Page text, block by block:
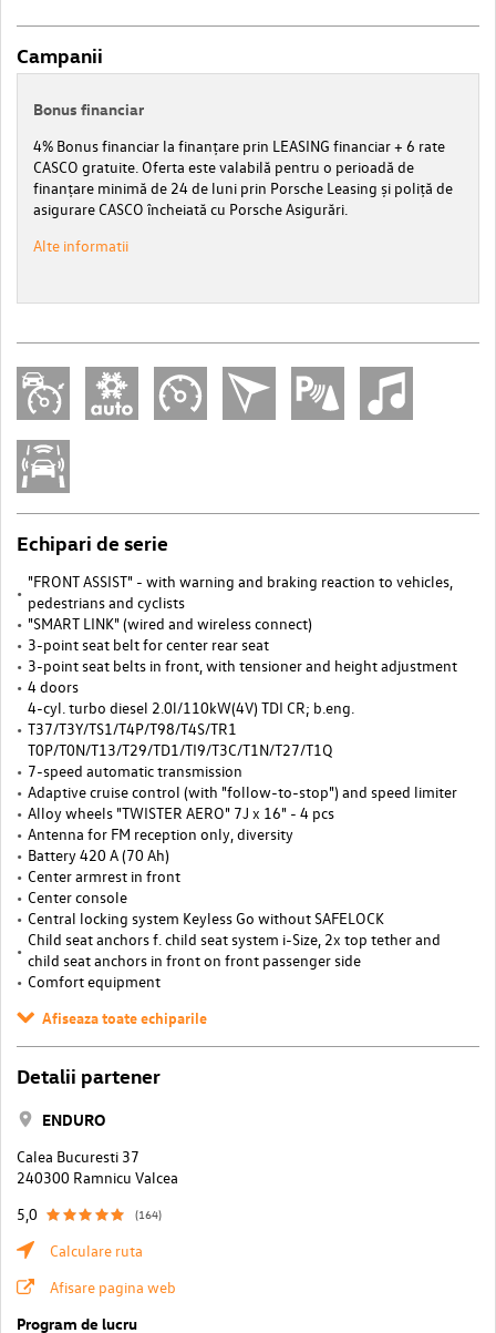
Campanii
Bonus financiar
4% Bonus financiar la finanțare prin LEASING financiar + 6 rate
CASCO gratuite. Oferta este valabilă pentru o perioadă de
finanțare minimă de 24 de luni prin Porsche Leasing și poliță de
asigurare CASCO încheiată cu Porsche Asigurări.
Alte informatii
Echipari de serie
"FRONT ASSIST" - with warning and braking reaction to vehicles,
pedestrians and cyclists
"SMART LINK" (wired and wireless connect)
3-point seat belt for center rear seat
3-point seat belts in front, with tensioner and height adjustment
4 doors
4-cyl. turbo diesel 2.0l/110kW(4V) TDI CR; b.eng.
T37/T3Y/TS1/T4P/T98/T4S/TR1
T0P/T0N/T13/T29/TD1/TI9/T3C/T1N/T27/T1Q
7-speed automatic transmission
Adaptive cruise control (with "follow-to-stop") and speed limiter
Alloy wheels "TWISTER AERO" 7J x 16" - 4 pcs
Antenna for FM reception only, diversity
Battery 420 A (70 Ah)
Center armrest in front
Center console
Central locking system Keyless Go without SAFELOCK
Child seat anchors f. child seat system i-Size, 2x top tether and
child seat anchors in front on front passenger side
Comfort equipment
Afiseaza toate echiparile
Detalii partener
ENDURO
Calea Bucuresti 37
240300 Ramnicu Valcea
5,0
(164)
Calculare ruta
Afisare pagina web
Program de lucru